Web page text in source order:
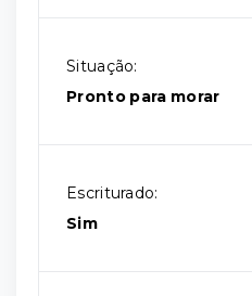
Situação:
Pronto para morar
Escriturado:
Sim